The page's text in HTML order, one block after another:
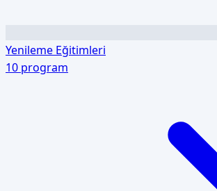
Yenileme Eğitimleri
10 program